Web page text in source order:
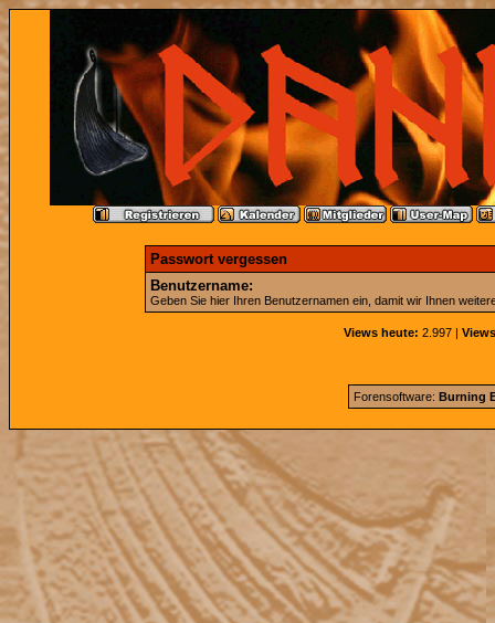
Passwort vergessen
Benutzername:
Geben Sie hier Ihren Benutzernamen ein, damit wir Ihnen
Views heute: 2.997 |
Forensoftware: Burning